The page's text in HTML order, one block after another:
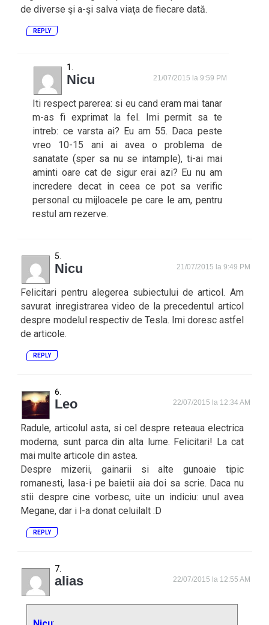
de diverse şi a-şi salva viaţa de fiecare dată.
REPLY
Nicu 21/07/2015 la 9:59 PM
Iti respect parerea: si eu cand eram mai tanar
m-as fi exprimat la fel. Imi permit sa te
intreb: ce varsta ai? Eu am 55. Daca peste
vreo 10-15 ani ai avea o problema de
sanatate (sper sa nu se intample), ti-ai mai
aminti oare cat de sigur erai azi? Eu nu am
incredere decat in ceea ce pot sa verific
personal cu mijloacele pe care le am, pentru
restul am rezerve.
Nicu 21/07/2015 la 9:49 PM
Felicitari pentru alegerea subiectului de articol. Am
savurat inregistrarea video de la precedentul articol
despre modelul respectiv de Tesla. Imi doresc astfel
de articole.
REPLY
Leo 22/07/2015 la 12:34 AM
Radule, articolul asta, si cel despre reteaua electrica
moderna, sunt parca din alta lume. Felicitari! La cat
mai multe articole din astea.
Despre mizerii, gainarii si alte gunoaie tipic
romanesti, lasa-i pe baietii aia doi sa scrie. Daca nu
stii despre cine vorbesc, uite un indiciu: unul avea
Megane, dar i l-a donat celuilalt :D
REPLY
alias 22/07/2015 la 12:55 AM